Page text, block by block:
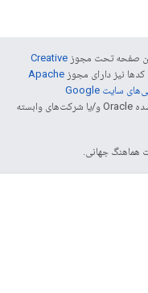
صفحه تحت مجوز Creative
نیز دارای مجوز Apache
خطمشی‌های سایت Google
مراجعه کنید. جاوا علامت تجاری ثبت‌شده Oracle و/یا شرکت‌های وابسته